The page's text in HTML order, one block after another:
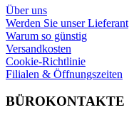
Über uns
Werden Sie unser Lieferant
Warum so günstig
Versandkosten
Cookie-Richtlinie
Filialen & Öffnungszeiten
BÜROKONTAKTE